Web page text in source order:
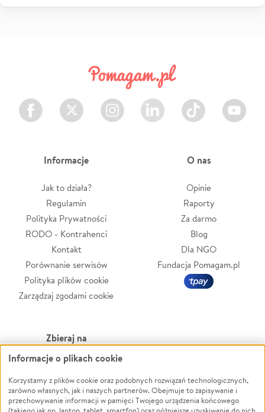
Facebook Twitter Instagram LinkedIn TikTok Youtube
Informacje
Jak to działa?
Regulamin
Polityka Prywatności
RODO - Kontrahenci
Kontakt
Porównanie serwisów
Polityka plików cookie
Zarządzaj zgodami cookie
O nas
Opinie
Raporty
Za darmo
Blog
Dla NGO
Fundacja Pomagam.pl
Zbieraj na
Leczenie
Zwierzęta
Pożar
Powódź
Wichura
Informacje o plikach cookie
Korzystamy z plików cookie oraz podobnych rozwiązań technologicznych,
zarówno własnych, jak i naszych partnerów. Obejmuje to zapisywanie i
przechowywanie informacji w pamięci Twojego urządzenia końcowego